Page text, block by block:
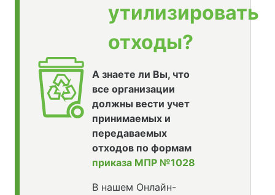
утилизировать
отходы?
А знаете ли Вы, что
все организации
должны вести учет
принимаемых и
передаваемых
отходов по формам
приказа МПР №1028
В нашем Онлайн-